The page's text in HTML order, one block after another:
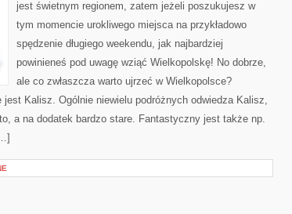
jest świetnym regionem, zatem jeżeli poszukujesz w
tym momencie urokliwego miejsca na przykładowo
spędzenie długiego weekendu, jak najbardziej
powinieneś pod uwagę wziąć Wielkopolskę! No dobrze,
ale co zwłaszcza warto ujrzeć w Wielkopolsce?
jest Kalisz. Ogólnie niewielu podróżnych odwiedza Kalisz,
a na dodatek bardzo stare. Fantastyczny jest także np.